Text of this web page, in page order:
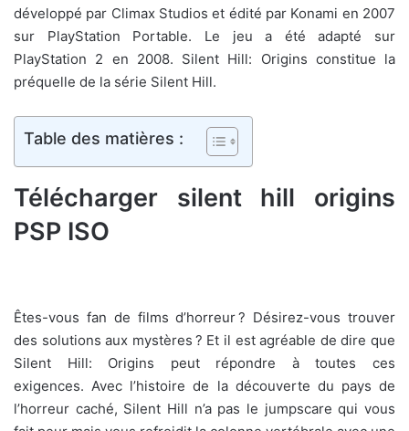
développé par Climax Studios et édité par Konami en 2007
sur PlayStation Portable. Le jeu a été adapté sur
PlayStation 2 en 2008. Silent Hill: Origins constitue la
préquelle de la série Silent Hill.
Table des matières :
Télécharger silent hill origins
PSP ISO
Êtes-vous fan de films d’horreur ? Désirez-vous trouver
des solutions aux mystères ? Et il est agréable de dire que
Silent Hill: Origins peut répondre à toutes ces
exigences. Avec l’histoire de la découverte du pays de
l’horreur caché, Silent Hill n’a pas le jumpscare qui vous